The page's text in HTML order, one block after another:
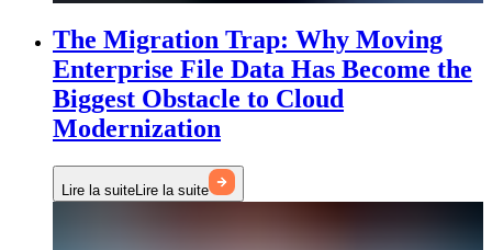
The Migration Trap: Why Moving
Enterprise File Data Has Become the
Biggest Obstacle to Cloud
Modernization
Lire la suiteLire la suite